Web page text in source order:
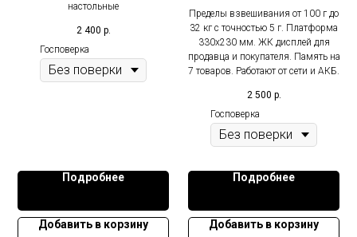
настольные
2 400 р.
Госповерка
Подробнее
Добавить в корзину
Пределы взвешивания от 100 г до
32 кг с точностью 5 г. Платформа
330х230 мм. ЖК дисплей для
продавца и покупателя. Память на
7 товаров. Работают от сети и АКБ.
2 500 р.
Госповерка
Подробнее
Добавить в корзину